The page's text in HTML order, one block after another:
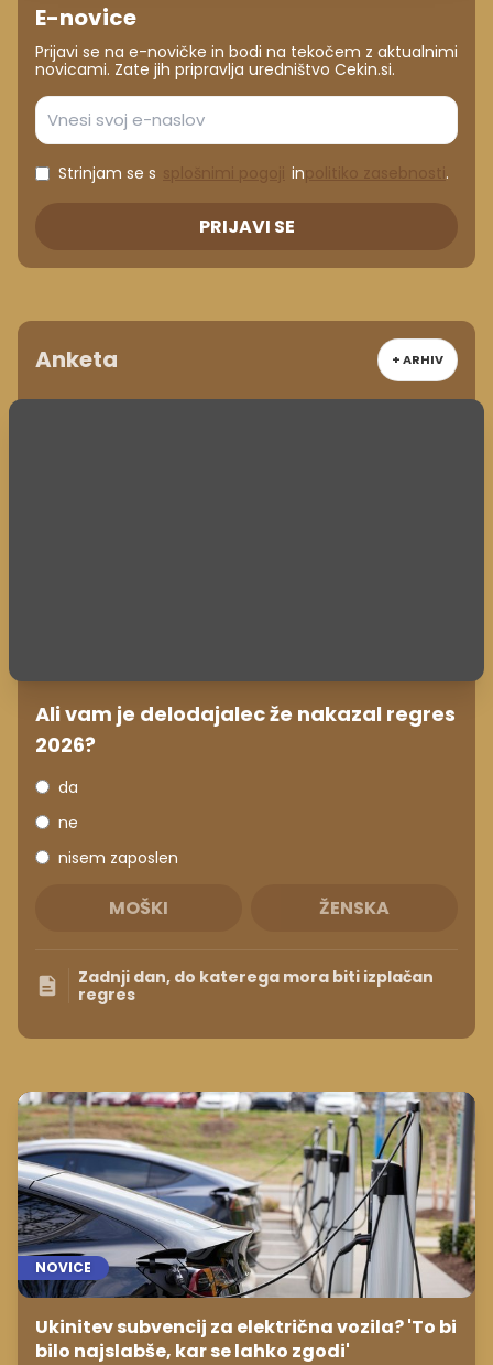
E-novice
Prijavi se na e-novičke in bodi na tekočem z aktualnimi
novicami. Zate jih pripravlja uredništvo Cekin.si.
Strinjam se s in .
PRIJAVI SE
Anketa + ARHIV
Ali vam je delodajalec že nakazal regres
2026?
da
ne
nisem zaposlen
MOŠKI ŽENSKA
Zadnji dan, do katerega mora biti izplačan
regres
NOVICE
Ukinitev subvencij za električna vozila? 'To bi
bilo najslabše, kar se lahko zgodi'